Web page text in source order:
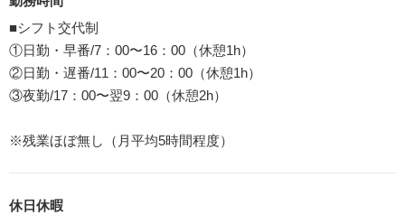
■シフト交代制
①日勤・早番/7：00〜16：00（休憩1h）
②日勤・遅番/11：00〜20：00（休憩1h）
③夜勤/17：00〜翌9：00（休憩2h）
※残業ほぼ無し（月平均5時間程度）
休日休暇